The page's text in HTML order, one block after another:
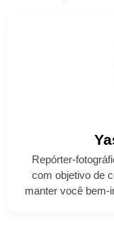
Repórter-
com objetivo de
manter você bem-